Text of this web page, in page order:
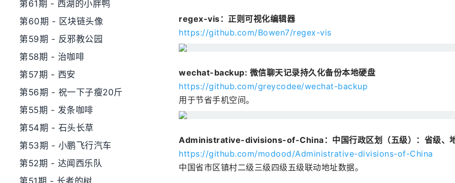
第61期 - 西湖的小胖鸭
第60期 - 区块链头像
第59期 - 反邪教公园
第58期 - 治咖啡
第57期 - 西安
第56期 - 祝一下子瘦20斤
第55期 - 发条咖啡
第54期 - 石头长草
第53期 - 小鹏飞行汽车
第52期 - 达闻西乐队
第51期 - 长者的树
regex-vis：正则可视化编辑器
https://github.com/Bowen7/regex-vis
wechat-backup: 微信聊天记录持久化备份本地硬盘
https://github.com/greycodee/wechat-backup
用于节省手机空间。
Administrative-divisions-of-China：中国行政区划（五级）：省级、
https://github.com/modood/Administrative-divisions-of-China
中国省市区镇村二级三级四级五级联动地址数据。